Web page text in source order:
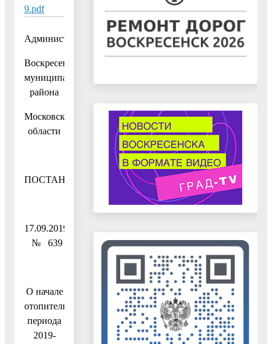
9.pdf
Администрация
Воскресенского
муниципального
района
Московской
области
ПОСТАНОВЛЕНИЕ
17.09.2019
№ 639
О начале
отопительного
периода
2019-